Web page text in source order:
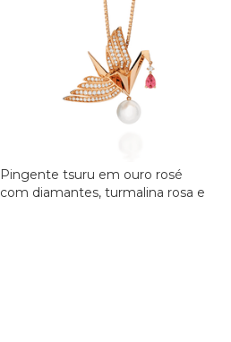
Pingente tsuru em ouro rosé
com diamantes, turmalina rosa e